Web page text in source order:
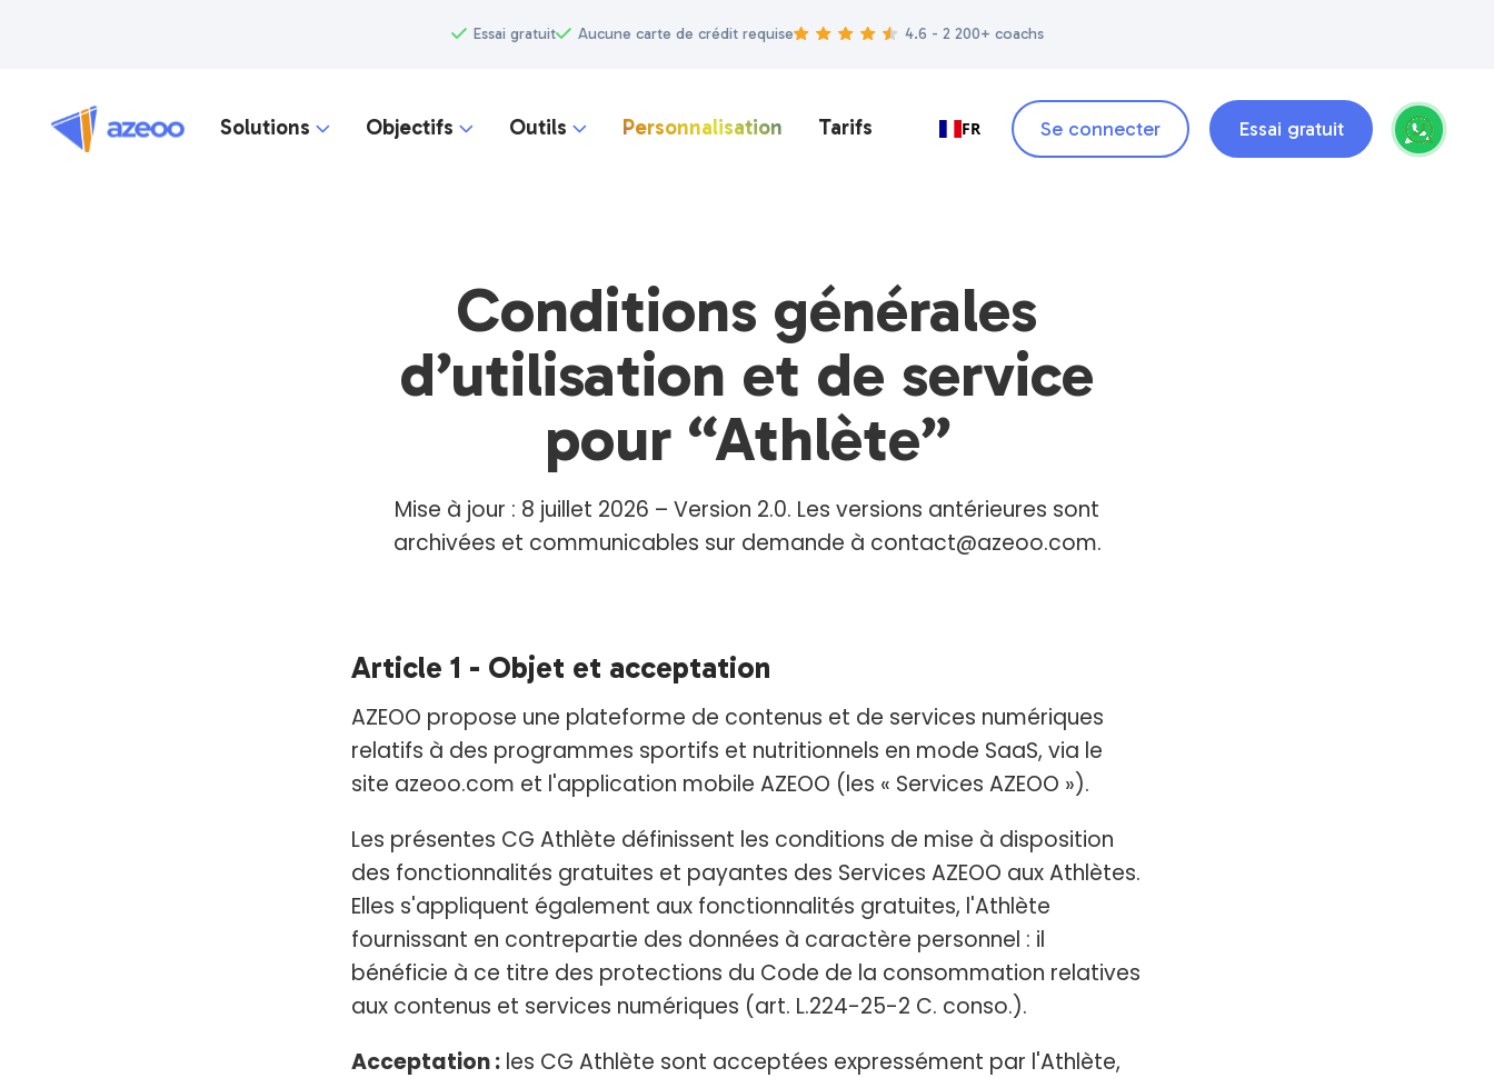
Essai gratuit Aucune carte de crédit requise 4.6 - 2 200+ coachs
Solutions  Objectifs  Outils  Personnalisation Tarifs FR Se connecter Essai gratuit
Conditions générales
d’utilisation et de service
pour “Athlète”
Mise à jour : 8 juillet 2026 – Version 2.0. Les versions antérieures sont
archivées et communicables sur demande à contact@azeoo.com.
Article 1 - Objet et acceptation
AZEOO propose une plateforme de contenus et de services numériques
relatifs à des programmes sportifs et nutritionnels en mode SaaS, via le
site azeoo.com et l'application mobile AZEOO (les « Services AZEOO »).
Les présentes CG Athlète définissent les conditions de mise à disposition
des fonctionnalités gratuites et payantes des Services AZEOO aux Athlètes.
Elles s'appliquent également aux fonctionnalités gratuites, l'Athlète
fournissant en contrepartie des données à caractère personnel : il
bénéficie à ce titre des protections du Code de la consommation relatives
aux contenus et services numériques (art. L.224-25-2 C. conso.).
Acceptation :les CG Athlète sont acceptées expressément par l'Athlète,